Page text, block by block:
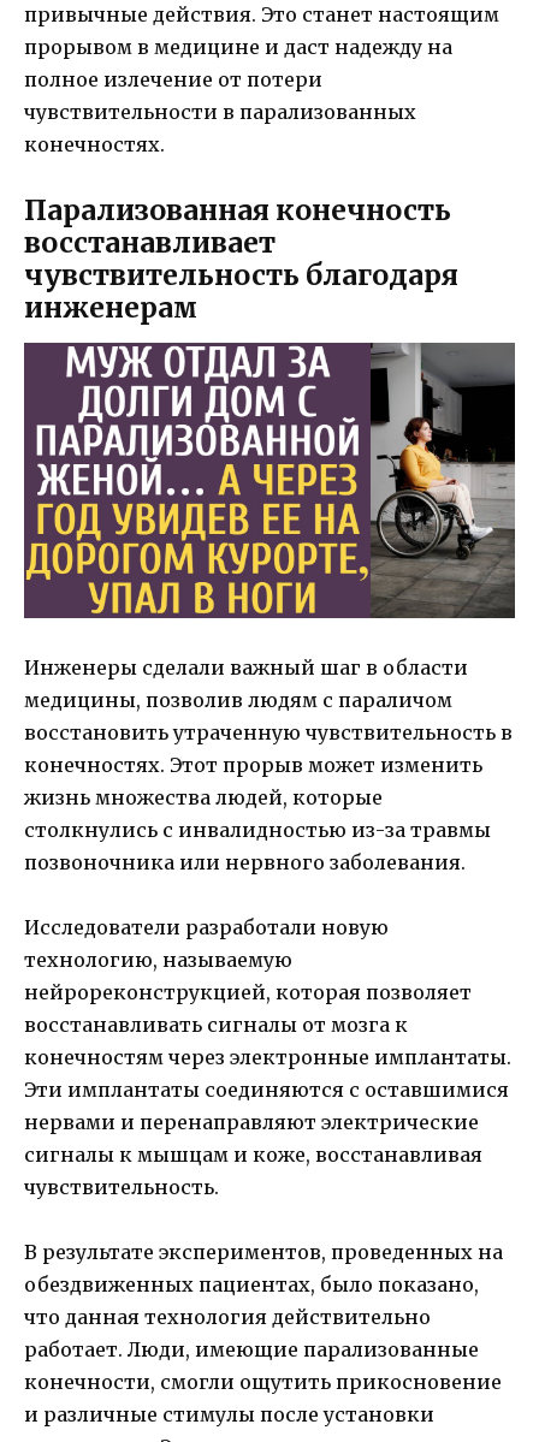
привычные действия. Это станет настоящим
прорывом в медицине и даст надежду на
полное излечение от потери
чувствительности в парализованных
конечностях.
Парализованная конечность
восстанавливает
чувствительность благодаря
инженерам
Инженеры сделали важный шаг в области
медицины, позволив людям с параличом
восстановить утраченную чувствительность в
конечностях. Этот прорыв может изменить
жизнь множества людей, которые
столкнулись с инвалидностью из-за травмы
позвоночника или нервного заболевания.
Исследователи разработали новую
технологию, называемую
нейрореконструкцией, которая позволяет
восстанавливать сигналы от мозга к
конечностям через электронные имплантаты.
Эти имплантаты соединяются с оставшимися
нервами и перенаправляют электрические
сигналы к мышцам и коже, восстанавливая
чувствительность.
В результате экспериментов, проведенных на
обездвиженных пациентах, было показано,
что данная технология действительно
работает. Люди, имеющие парализованные
конечности, смогли ощутить прикосновение
и различные стимулы после установки